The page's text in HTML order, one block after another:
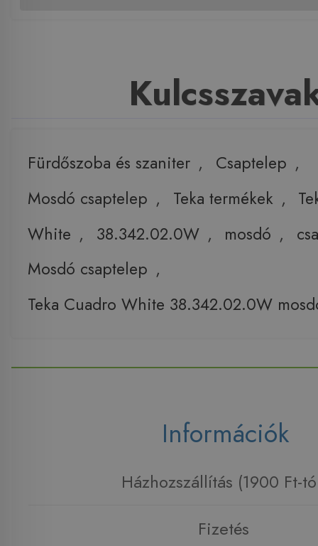
Fürdőszoba és szaniter , Csaptelep ,
Mosdó csaptelep , Teka termékek ,
White , 38.342.02.0W , mosdó ,
Mosdó csaptelep ,
Teka Cuadro White 38.342.02.0W
Információk
Házhozszállítás (1900 Ft-
Fizetés